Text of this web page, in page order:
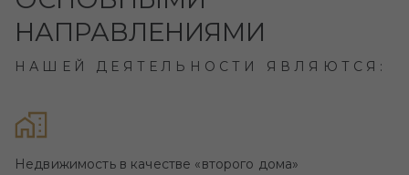
НАПРАВЛЕНИЯМИ
НАШЕЙ ДЕЯТЕЛЬНОСТИ ЯВЛЯЮТСЯ:
Недвижимость в качестве «второго дома»